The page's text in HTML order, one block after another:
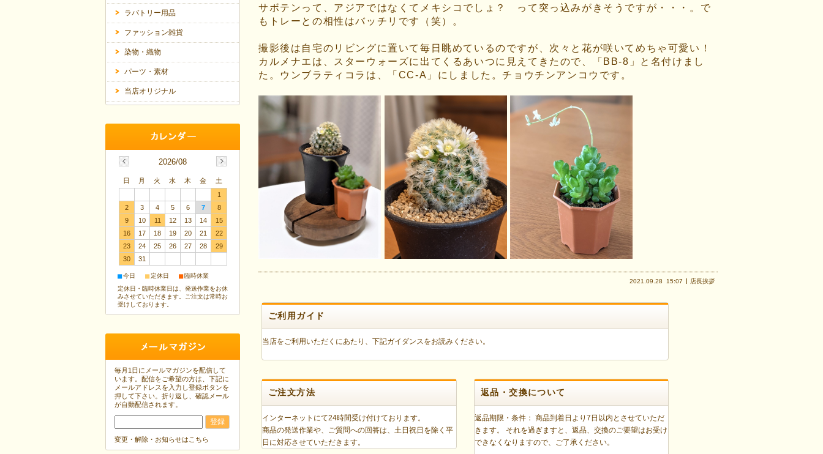
サボテンって、アジアではなくてメキシコでしょ？ って突っ込みがきそうですが・・・。で
もトレーとの相性はバッチリです（笑）。
撮影後は自宅のリビングに置いて毎日眺めているのですが、次々と花が咲いてめちゃ可愛い！
カルメナエは、スターウォーズに出てくるあいつに見えてきたので、「BB-8」と名付けまし
た。ウンブラティコラは、「CC-A」にしました。チョウチンアンコウです。
2021.09.28 15:07 店長挨拶
ご利用ガイド
当店をご利用いただくにあたり、下記ガイダンスをお読みください。
ご注文方法
インターネットにて24時間受け付けております。
商品の発送作業や、ご質問への回答は、土日祝日を除く平
日に対応させていただきます。
返品・交換について
返品期限・条件： 商品到着日より7日以内とさせていただ
きます。 それを過ぎますと、返品、交換のご要望はお受け
できなくなりますので、ご了承ください。
ラバトリー用品
ファッション雑貨
染物・織物
パーツ・素材
当店オリジナル
2026/08
日 月 火 水 木 金
土
1
2
3 4 5 6 7
8
9
10 11 12 13 14
15
16
17 18 19 20 21
22
23
24 25 26 27 28
29
30
31
■今日 ■定休日 ■臨時休業
定休日・臨時休業日は、発送作業をお休
みさせていただきます。ご注文は常時お
受けしております。
毎月1日にメールマガジンを配信して
います。配信をご希望の方は、下記に
メールアドレスを入力し登録ボタンを
押して下さい。折り返し、確認メール
が自動配信されます。
変更・解除・お知らせはこちら